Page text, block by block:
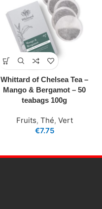
Whittard of Chelsea Tea –
Mango & Bergamot – 50
teabags 100g
Fruits, Thé, Vert
€7.75